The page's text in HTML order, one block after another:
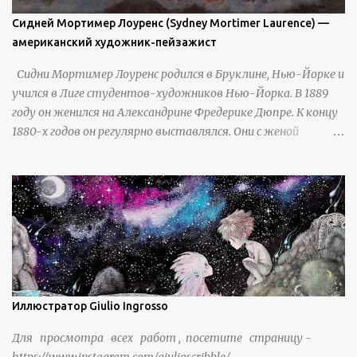
Сидней Мортимер Лоуренс (Sydney Mortimer Laurence) —
американский художник-пейзажист
Сидни Мортимер Лоуренс родился в Бруклине, Нью-Йорке и
учился в Лиге студентов-художников Нью-Йорка. В 1889
году он женился на Александрине Фредерике Дюпре. К концу
1880-х годов он регулярно выставлялся. Они с женой
1889 по 1898 год. В течение следующего десятилетия он
выставлялся в Королевском обществе британских
художников и был представлен в Парижском салоне в 1890,
1894 и 1895 годах, получив награду в 1894 году. Лоуренс был
первым профессиональным художником, поселившимся на
Аляске. Он переехал на Аляску в 1904 году по неизвестным
до сих пор причинам. Согласно записям 1907 года, он жил в
центральной части Аляски, примерно в 60 милях от Шип-
Иллюстратор Giulio Ingrosso
Для просмотра всех работ , посетите страницу -